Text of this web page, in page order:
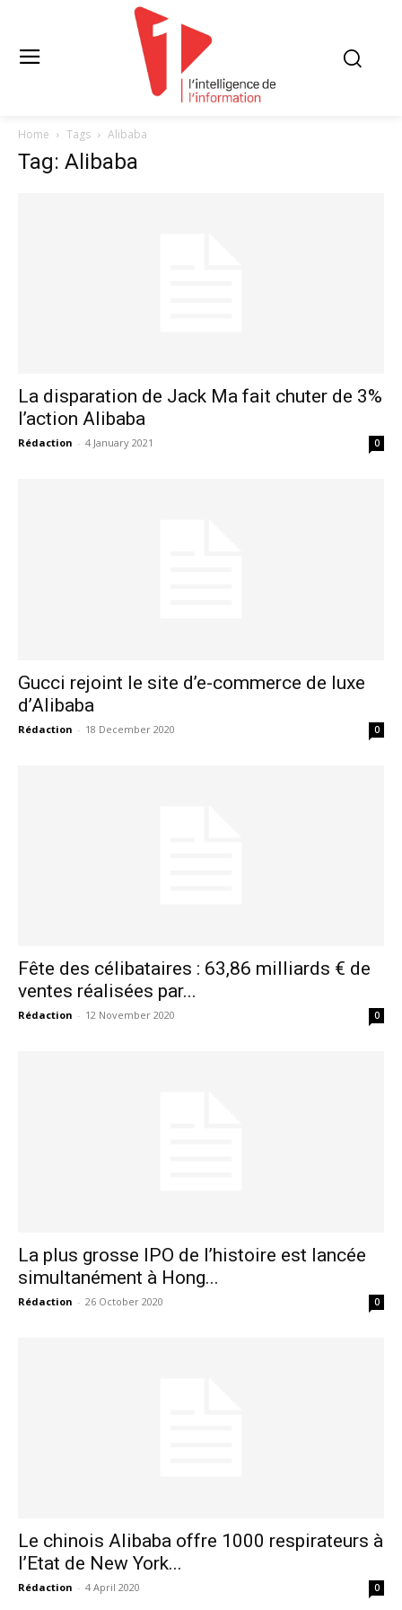
le1.ma
l'intelligence de
Home Tags Alibaba
Tag: Alibaba
La disparation de Jack Ma fait chuter de 3%
l’action Alibaba
Rédaction - 4 January 2021 0
Gucci rejoint le site d’e-commerce de luxe
d’Alibaba
Rédaction - 18 December 2020 0
Fête des célibataires : 63,86 milliards € de
ventes réalisées par...
Rédaction - 12 November 2020 0
La plus grosse IPO de l’histoire est lancée
simultanément à Hong...
Rédaction - 26 October 2020 0
Le chinois Alibaba offre 1000 respirateurs à
l’Etat de New York...
Rédaction - 4 April 2020 0